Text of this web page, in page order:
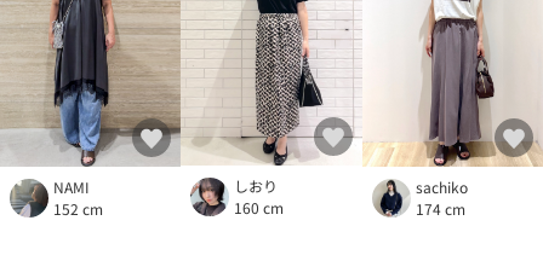
NAMI
152 cm
しおり
160 cm
sachiko
174 cm